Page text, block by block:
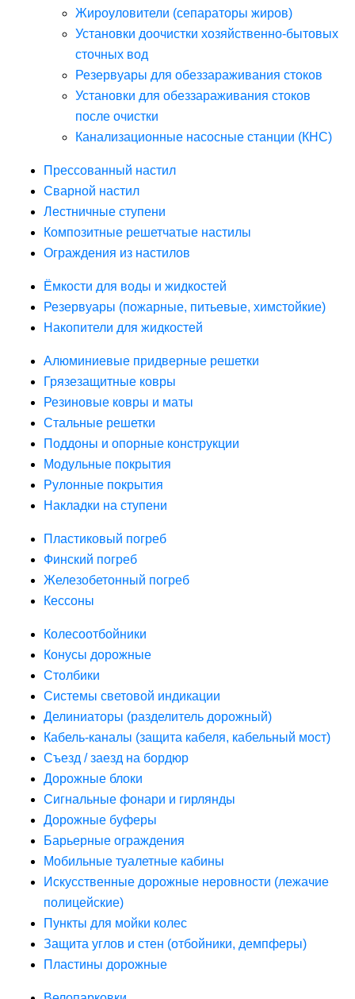
Жироуловители (сепараторы жиров)
Установки доочистки хозяйственно-бытовых
сточных вод
Резервуары для обеззараживания стоков
Установки для обеззараживания стоков
после очистки
Канализационные насосные станции (КНС)
Прессованный настил
Сварной настил
Лестничные ступени
Композитные решетчатые настилы
Ограждения из настилов
Ёмкости для воды и жидкостей
Резервуары (пожарные, питьевые, химстойкие)
Накопители для жидкостей
Алюминиевые придверные решетки
Грязезащитные ковры
Резиновые ковры и маты
Стальные решетки
Поддоны и опорные конструкции
Модульные покрытия
Рулонные покрытия
Накладки на ступени
Пластиковый погреб
Финский погреб
Железобетонный погреб
Кессоны
Колесоотбойники
Конусы дорожные
Столбики
Системы световой индикации
Делиниаторы (разделитель дорожный)
Кабель-каналы (защита кабеля, кабельный мост)
Съезд / заезд на бордюр
Дорожные блоки
Сигнальные фонари и гирлянды
Дорожные буферы
Барьерные ограждения
Мобильные туалетные кабины
Искусственные дорожные неровности (лежачие
полицейские)
Пункты для мойки колес
Защита углов и стен (отбойники, демпферы)
Пластины дорожные